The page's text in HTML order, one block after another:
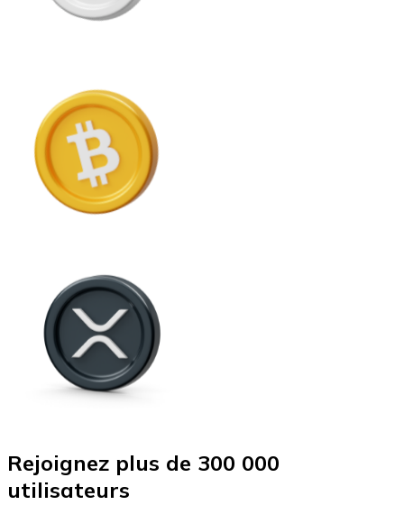
Rejoignez plus de 300 000
utilisateurs